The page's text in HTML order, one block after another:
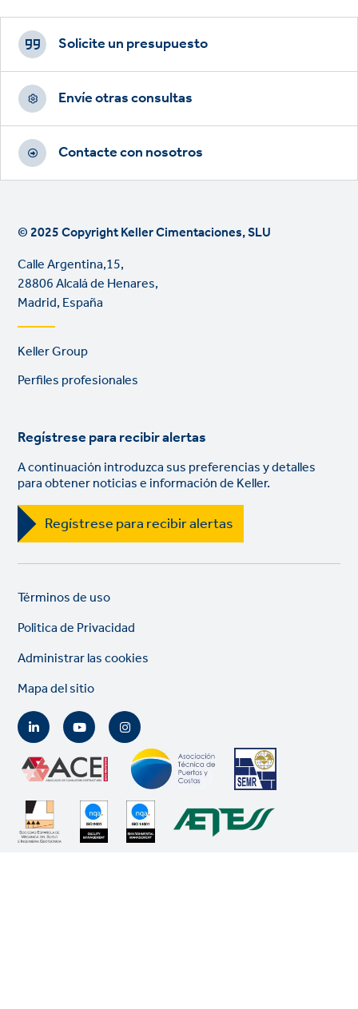
Footer
CTAs
Solicite un presupuesto
Envíe otras consultas
Contacte con nosotros
© 2025 Copyright Keller Cimentaciones, SLU
Calle Argentina,15,
28806 Alcalá de Henares,
Madrid, España
Footer
Keller Group
Perfiles profesionales
Regístrese para recibir alertas
A continuación introduzca sus preferencias y detalles
para obtener noticias e información de Keller.
Regístrese para recibir alertas
Legal
links
Términos de uso
Politica de Privacidad
Administrar las cookies
Mapa del sitio